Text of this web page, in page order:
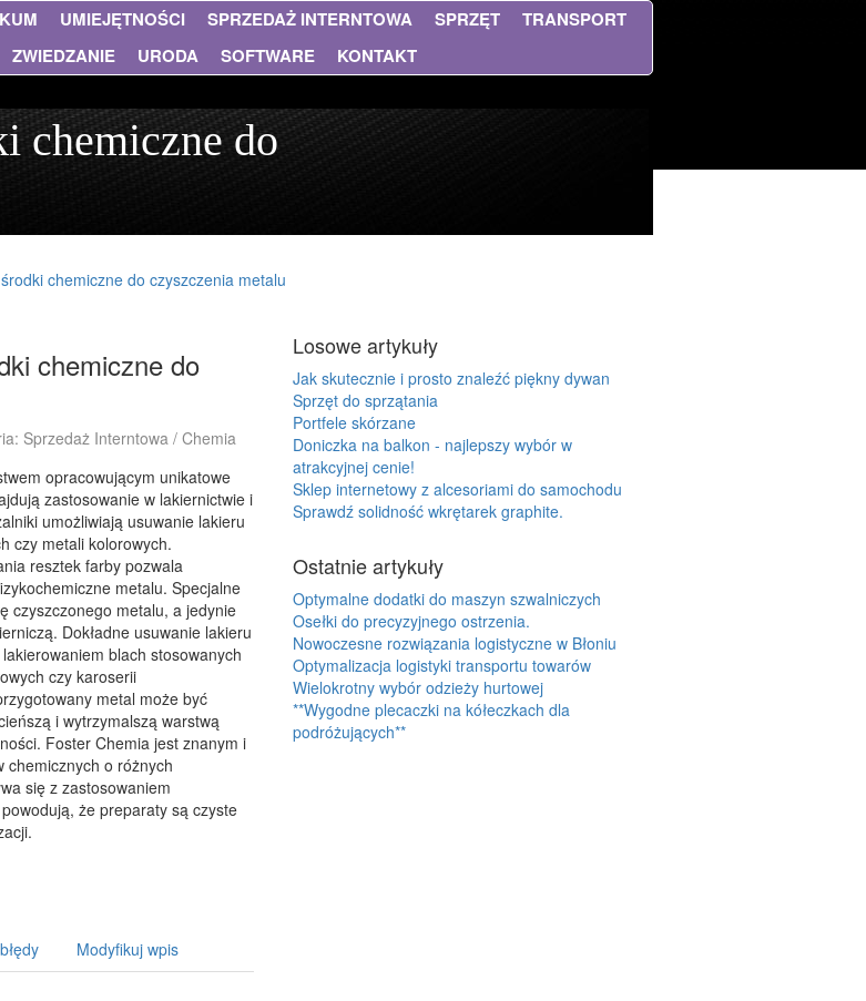
UMIEJĘTNOŚCI SPRZEDAŻ INTERNTOWA SPRZĘT
TRANSPORT
ZWIEDZANIE URODA SOFTWARE KONTAKT
chemiczne do
chemiczne do czyszczenia metalu
chemiczne do
Sprzedaż Interntowa / Chemia
opracowującym unikatowe
zastosowanie w lakiernictwie i
umożliwiają usuwanie lakieru
czy metali kolorowych.
resztek farby pozwala
metalu. Specjalne
czyszczonego metalu, a jedynie
Dokładne usuwanie lakieru
blach stosowanych
czy karoserii
metal może być
i wytrzymalszą warstwą
Foster Chemia jest znanym i
chemicznych o różnych
się z zastosowaniem
że preparaty są czyste
Modyfikuj wpis
Losowe artykuły
Jak skutecznie i prosto znaleźć piękny dywan
Sprzęt do sprzątania
Portfele skórzane
Doniczka na balkon - najlepszy wybór w
atrakcyjnej cenie!
Sklep internetowy z alcesoriami do samochodu
Sprawdź solidność wkrętarek graphite.
Ostatnie artykuły
Optymalne dodatki do maszyn szwalniczych
Osełki do precyzyjnego ostrzenia.
Nowoczesne rozwiązania logistyczne w Błoniu
Optymalizacja logistyki transportu towarów
Wielokrotny wybór odzieży hurtowej
**Wygodne plecaczki na kółeczkach dla
podróżujących**